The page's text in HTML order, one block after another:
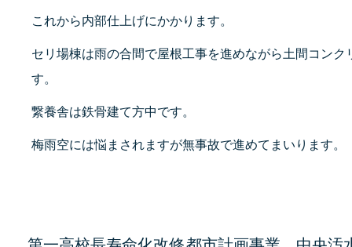
これから内部仕上げにかかります。
セリ場棟は雨の合間で屋根工事を進めながら土間コンク
す。
繋養舎は鉄骨建て方中です。
梅雨空には悩まされますが無事故で進めてまいります。